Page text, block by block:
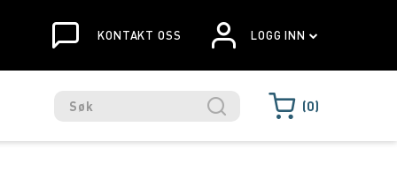
KONTAKT OSS LOGG INN
0